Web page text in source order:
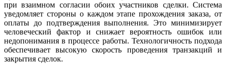
при взаимном согласии обоих участников сделки. Система
уведомляет стороны о каждом этапе прохождения заказа, от
оплаты до подтверждения выполнения. Это минимизирует
человеческий фактор и снижает вероятность ошибок или
недопонимания в процессе работы. Технологичность подхода
обеспечивает высокую скорость проведения транзакций и
закрытия сделок.